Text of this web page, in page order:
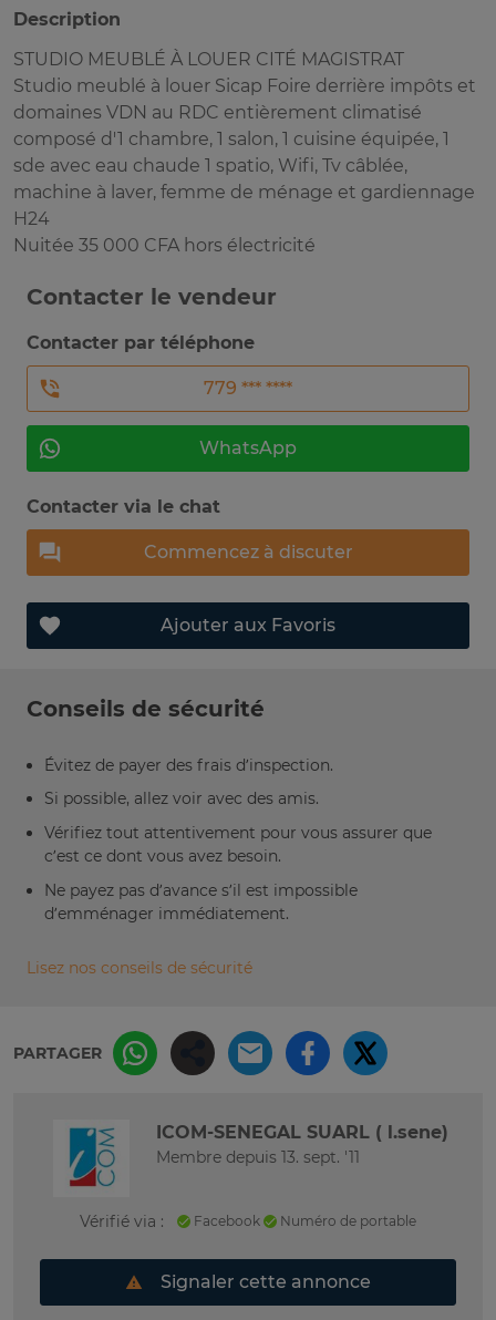
Description
STUDIO MEUBLÉ À LOUER CITÉ MAGISTRAT
Studio meublé à louer Sicap Foire derrière impôts et
domaines VDN au RDC entièrement climatisé
composé d'1 chambre, 1 salon, 1 cuisine équipée, 1
sde avec eau chaude 1 spatio, Wifi, Tv câblée,
machine à laver, femme de ménage et gardiennage
H24
Nuitée 35 000 CFA hors électricité
Contacter le vendeur
Contacter par téléphone
779 *** ****
WhatsApp
Contacter via le chat
Commencez à discuter
Ajouter aux Favoris
Conseils de sécurité
Évitez de payer des frais d’inspection.
Si possible, allez voir avec des amis.
Vérifiez tout attentivement pour vous assurer que
c’est ce dont vous avez besoin.
Ne payez pas d’avance s’il est impossible
d’emménager immédiatement.
Lisez nos conseils de sécurité
PARTAGER
ICOM-SENEGAL SUARL ( l.sene)
Membre depuis 13. sept. '11
Vérifié via : Facebook Numéro de portable
Signaler cette annonce